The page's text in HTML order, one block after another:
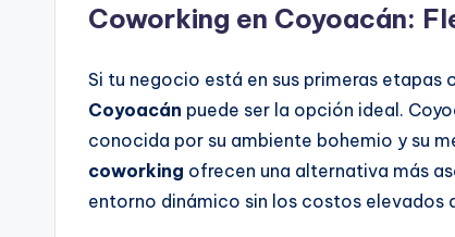
Coworking en Coyoacán:
Si tu negocio está en sus primeras etapas
Coyoacán puede ser la opción ideal.
conocida por su ambiente bohemio y su
coworking ofrecen una alternativa más
entorno dinámico sin los costos elevados